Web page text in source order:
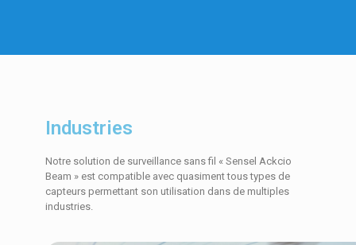
Industries
Notre solution de surveillance sans fil « Sensel Ackcio
Beam » est compatible avec quasiment tous types de
capteurs permettant son utilisation dans de multiples
industries.